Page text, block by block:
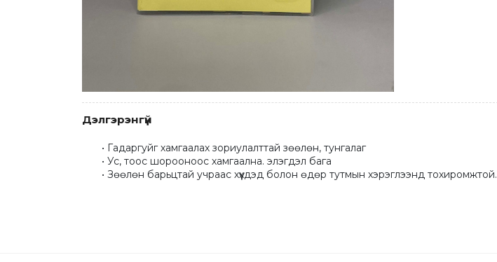
Дэлгэрэнгүй
Гадаргуйг хамгаалах зориулалттай зөөлөн, тунгалаг
Ус, тоос шорооноос хамгаална. элэгдэл бага
Зөөлөн барьцтай учраас хүүхдэд болон өдөр тутмын хэрэглээнд тохиромжтой.